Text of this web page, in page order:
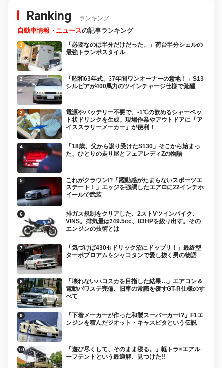
Ranking ランキング
自動車情報・ニュースの記事ランキング
「必要なのは半分だけだった。」荷台半分シェルの
最強トランポスタイル
「昭和63年式、37年間ワンオーナーの意地！」S13
シルビアが400馬力のツインチャージ仕様で覚醒
電源やバッテリー不要で、-1℃の飲めるシャーベッ
ト状ドリンクを生成。現場作業やアウトドアに「ア
イススラリーメーカー」が便利！
「18歳、父から譲り受けたS130」そこから始まっ
た、ひとりの走り屋とフェアレディZの物語
これがクラウン!?「躍動感がたまらないスポーツエ
ステート！」エッジを強調したエアロに22インチホ
イールで武装
排ガス規制をクリアした、2ストVツインバイク、
VINS。排気量は249.5cc、83HPを絞り出す。その
エンジンの技術とは
「気づけば430セドリック沼にドップリ！」最終型
ターボブロアムをシャコタンで愛し抜く男の物語
「壊れないハコスカを目指した結果…」エアコン＆
電動パワステ完備、旧車の常識を覆すGT-R仕様のす
べて
「下着メーカーが作った和製スーパーカー!?」F1エ
ンジンを積んだジオット・キャスピタという伝説
「遊び尽くして、そのまま寝る。」軽トラ×エアル
ーフテントという最適解、見つけた!!